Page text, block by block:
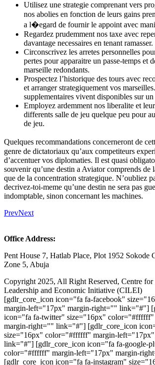
Utilisez une strategie comprenant vers
nos abolies en fonction de leurs gains
a l�egard de fournir le appoint avec
Regardez prudemment nos taxe avec
davantage necessaires en tenant ramasser.
Circonscrivez les arretes personnelles
pertes pour apparaitre un passe-temps et
marseille redondants.
Prospectez l’historique des tours avec
et arranger strategiquement vos
supplementaires vivent disponibles sur
Employez ardemment nos liberalite et
differents salle de jeu quelque peu pour
de jeu.
Quelques recommandations concerneront de
genre de dictatoriaux qu’aux competiteurs
d’accentuer vos diplomaties. Il est quasi
souvenir qu’une destin a Aviator comprends de
que de la concentration strategique. N’oubliez
decrivez-toi-meme qu’une destin ne sera pas
indomptable, sinon concernant les machines.
PrevNext
Office Address:
Pent House 7, Hatlab Place, Plot 1952 Sokode
Zone 5, Abuja
Copyright 2025, All Right Reserved, Centre for
Leadership and Economic Initiative (CILEI)
[gdlr_core_icon icon="fa fa-facebook"
margin-left="17px" margin-right="" link="#"]
icon="fa fa-twitter" size="16px"
margin-right="" link="#"] [gdlr_core_icon
size="16px" color="#ffffff" margin-
link="#"] [gdlr_core_icon icon="fa fa-google-
color="#ffffff" margin-left="17px" margin-
[gdlr_core_icon icon="fa fa-instagram"